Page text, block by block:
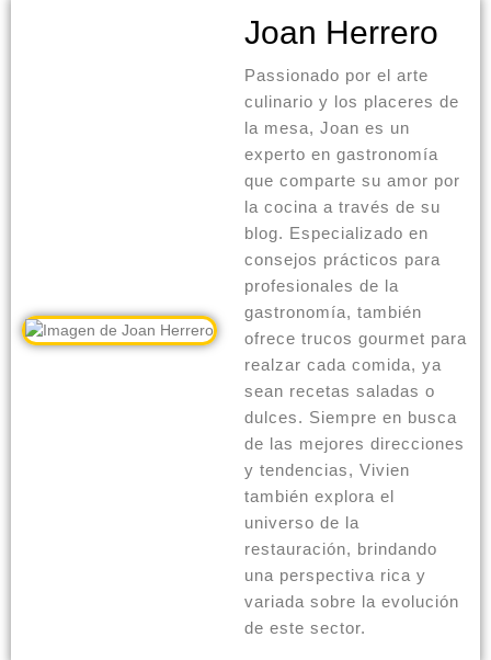
Joan Herrero
Passionado por el arte
culinario y los placeres de
la mesa, Joan es un
experto en gastronomía
que comparte su amor por
la cocina a través de su
blog. Especializado en
consejos prácticos para
profesionales de la
gastronomía, también
ofrece trucos gourmet para
realzar cada comida, ya
sean recetas saladas o
dulces. Siempre en busca
de las mejores direcciones
y tendencias, Vivien
también explora el
universo de la
restauración, brindando
una perspectiva rica y
variada sobre la evolución
de este sector.